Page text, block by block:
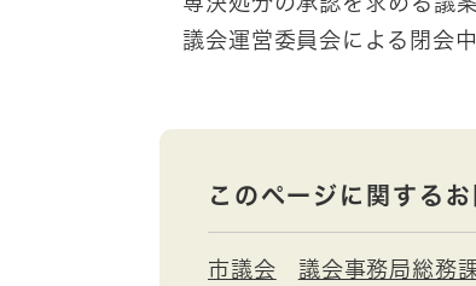
議会運営委員会による閉会
このページに関する
市議会 議会事務局総務